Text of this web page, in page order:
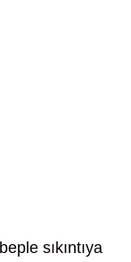
sıkıntıya